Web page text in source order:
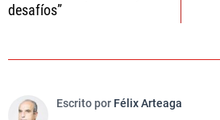
desafíos”
Escrito por Félix Arteaga